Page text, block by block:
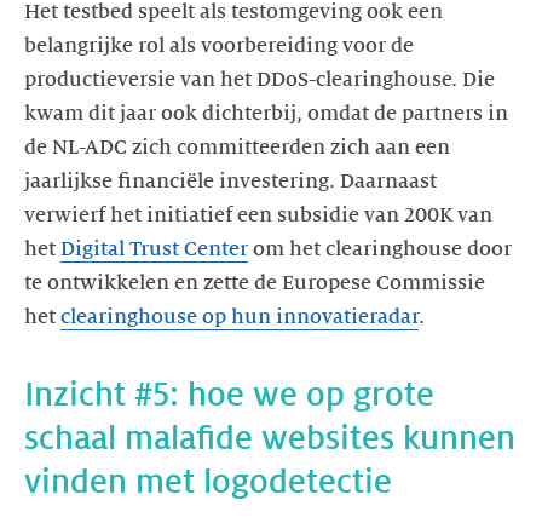
Het testbed speelt als testomgeving ook een
belangrijke rol als voorbereiding voor de
productieversie van het DDoS-clearinghouse. Die
kwam dit jaar ook dichterbij, omdat de partners in
de NL-ADC zich committeerden zich aan een
jaarlijkse financiële investering. Daarnaast
verwierf het initiatief een subsidie van 200K van
het Digital Trust Center om het clearinghouse door
te ontwikkelen en zette de Europese Commissie
het clearinghouse op hun innovatieradar.
Inzicht #5: hoe we op grote
schaal malafide websites kunnen
vinden met logodetectie